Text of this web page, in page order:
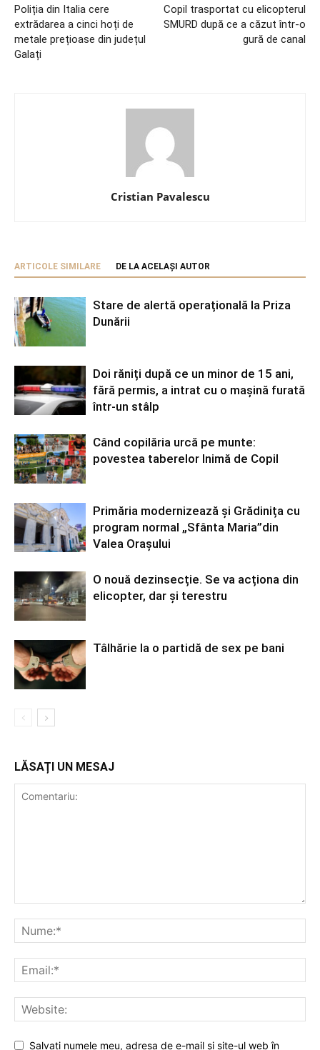
Poliția din Italia cere
extrădarea a cinci hoți de
metale prețioase din județul
Galați
Copil trasportat cu elicopterul
SMURD după ce a căzut într-o
gură de canal
Cristian Pavalescu
ARTICOLE SIMILARE DE LA ACELAȘI AUTOR
Stare de alertă operațională la Priza
Dunării
Doi răniți după ce un minor de 15 ani,
fără permis, a intrat cu o mașină furată
într-un stâlp
Când copilăria urcă pe munte:
povestea taberelor Inimă de Copil
Primăria modernizează și Grădinița cu
program normal „Sfânta Maria”din
Valea Orașului
O nouă dezinsecție. Se va acționa din
elicopter, dar și terestru
Tâlhărie la o partidă de sex pe bani
LĂSAȚI UN MESAJ
Salvați numele meu, adresa de e-mail și site-ul web în